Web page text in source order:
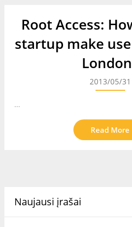
Root Access:
startup make
2013/05/31
...
Read More
Naujausi įrašai